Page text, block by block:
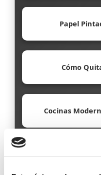
Papel
Cómo
Cocinas
Papel